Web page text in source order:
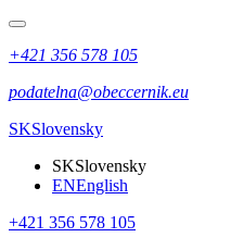
+421 356 578 105
podatelna@obeccernik.eu
SKSlovensky
SKSlovensky
ENEnglish
+421 356 578 105